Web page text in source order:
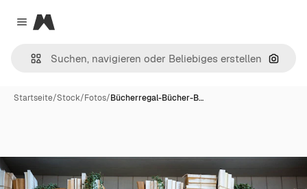
Close menu
Magnific
Nach
Startseite/Stock/Fotos/Bücherregal-Bücher-B…